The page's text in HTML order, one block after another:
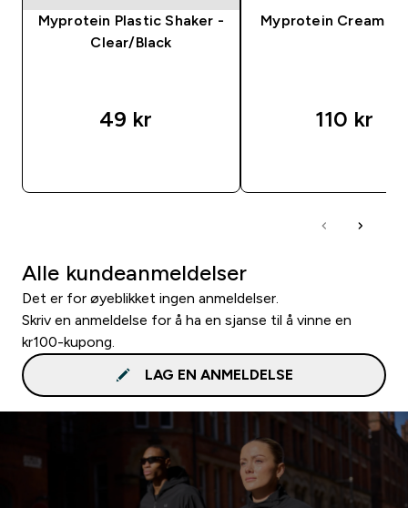
Myprotein Plastic Shaker -
Clear/Black
49 kr‎
Myprotein Cream of
110 kr‎
Alle kundeanmeldelser
Det er for øyeblikket ingen anmeldelser.
Skriv en anmeldelse for å ha en sjanse til å vinne en
kr100-kupong.
LAG EN ANMELDELSE